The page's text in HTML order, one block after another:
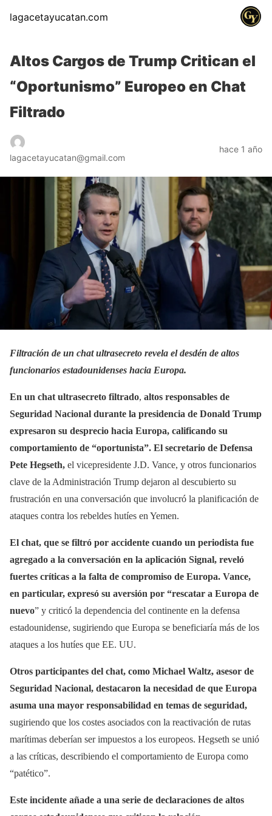
lagacetayucatan.com
Altos Cargos de Trump Critican el
“Oportunismo” Europeo en Chat
Filtrado
lagacetayucatan@gmail.com
hace 1 año
Filtración de un chat ultrasecreto revela el desdén de altos
funcionarios estadounidenses hacia Europa.
En un chat ultrasecreto filtrado, altos responsables de
Seguridad Nacional durante la presidencia de Donald Trump
expresaron su desprecio hacia Europa, calificando su
comportamiento de “oportunista”. El secretario de Defensa
Pete Hegseth, el vicepresidente J.D. Vance, y otros funcionarios
clave de la Administración Trump dejaron al descubierto su
frustración en una conversación que involucró la planificación de
ataques contra los rebeldes hutíes en Yemen.
El chat, que se filtró por accidente cuando un periodista fue
agregado a la conversación en la aplicación Signal, reveló
fuertes críticas a la falta de compromiso de Europa. Vance,
en particular, expresó su aversión por “rescatar a Europa de
nuevo” y criticó la dependencia del continente en la defensa
estadounidense, sugiriendo que Europa se beneficiaría más de los
ataques a los hutíes que EE. UU.
Otros participantes del chat, como Michael Waltz, asesor de
Seguridad Nacional, destacaron la necesidad de que Europa
asuma una mayor responsabilidad en temas de seguridad,
sugiriendo que los costes asociados con la reactivación de rutas
marítimas deberían ser impuestos a los europeos. Hegseth se unió
a las críticas, describiendo el comportamiento de Europa como
“patético”.
Este incidente añade a una serie de declaraciones de altos